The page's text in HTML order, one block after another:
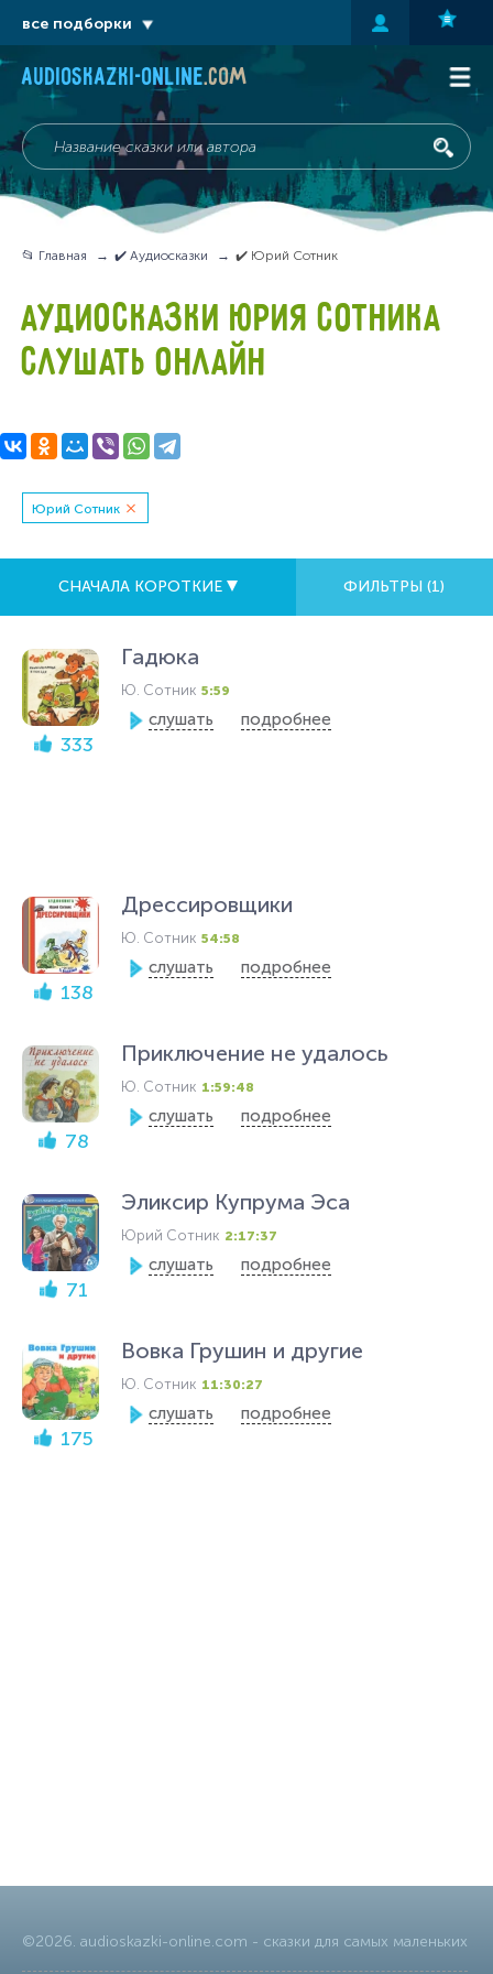
audioskazki-online.com
📂 Главная ✔️ Аудиосказки ✔️ Юрий Сотник
АУДИОСКАЗКИ ЮРИЯ СОТНИКА
СЛУШАТЬ ОНЛАЙН
Юрий Сотник
СНАЧАЛА КОРОТКИЕ ФИЛЬТРЫ (1)
333
Гадюка
Ю. Сотник 5:59
слушать подробнее
138
Дрессировщики
Ю. Сотник 54:58
слушать подробнее
78
Приключение не удалось
Ю. Сотник 1:59:48
слушать подробнее
71
Эликсир Kупрума Эса
Юрий Сотник 2:17:37
слушать подробнее
175
Вовка Грушин и другие
Ю. Сотник 11:30:27
слушать подробнее
©2026. audioskazki-online.com - сказки для самых маленьких
все подборки